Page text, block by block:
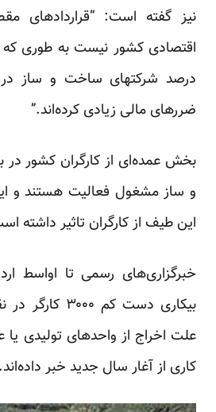
نیز گفته است: “قراردادهای
درصد شرکتهای ساخت و ساز در
ضررهای مالی زیادی کرده‌اند.”
بخش عمده‌ای از کارگران کشور
و ساز مشغول فعالیت هستند و
این طیف از کارگران تاثیر داشته
خبرگزاری‌های رسمی تا اواسط
بیکاری دست کم
علت اخراج از واحدهای تولیدی یا
کاری از آغار سال جدید خبر داده‌اند.